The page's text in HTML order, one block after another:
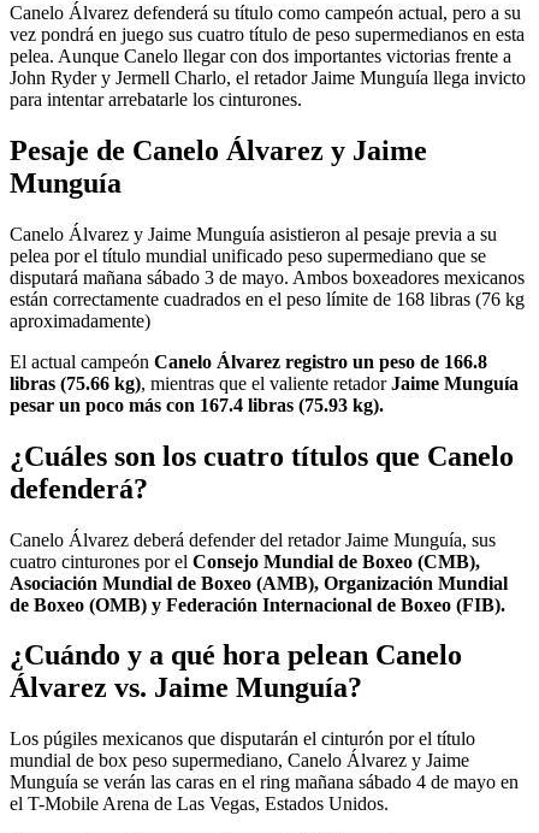
Canelo Álvarez defenderá su título como campeón actual, pero a su
vez pondrá en juego sus cuatro título de peso supermedianos en esta
pelea. Aunque Canelo llegar con dos importantes victorias frente a
John Ryder y Jermell Charlo, el retador Jaime Munguía llega invicto
para intentar arrebatarle los cinturones.
Pesaje de Canelo Álvarez y Jaime
Munguía
Canelo Álvarez y Jaime Munguía asistieron al pesaje previa a su
pelea por el título mundial unificado peso supermediano que se
disputará mañana sábado 3 de mayo. Ambos boxeadores mexicanos
están correctamente cuadrados en el peso límite de 168 libras (76 kg
aproximadamente)
El actual campeón Canelo Álvarez registro un peso de 166.8
libras (75.66 kg), mientras que el valiente retadorJaime Munguía
pesar un poco más con 167.4 libras (75.93 kg).
¿Cuáles son los cuatro títulos que Canelo
defenderá?
Canelo Álvarez deberá defender del retador Jaime Munguía, sus
cuatro cinturones por el Consejo Mundial de Boxeo (CMB),
Asociación Mundial de Boxeo (AMB), Organización Mundial
de Boxeo (OMB) y Federación Internacional de Boxeo (FIB).
¿Cuándo y a qué hora pelean Canelo
Álvarez vs. Jaime Munguía?
Los púgiles mexicanos que disputarán el cinturón por el título
mundial de box peso supermediano, Canelo Álvarez y Jaime
Munguía se verán las caras en el ring mañana sábado 4 de mayo en
el T-Mobile Arena de Las Vegas, Estados Unidos.